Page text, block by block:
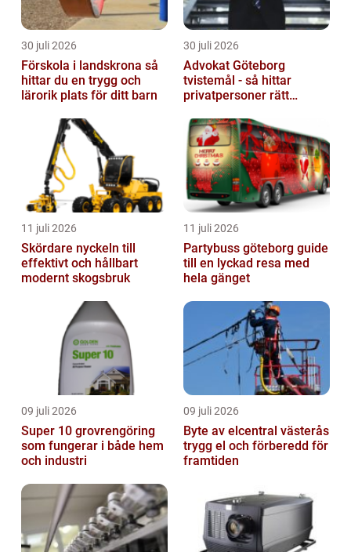
30 juli 2026
Förskola i landskrona så
hittar du en trygg och
lärorik plats för ditt barn
30 juli 2026
Advokat Göteborg
tvistemål - så hittar
privatpersoner rätt
11 juli 2026
Skördare nyckeln till
effektivt och hållbart
modernt skogsbruk
11 juli 2026
Partybuss göteborg guide
till en lyckad resa med
hela gänget
09 juli 2026
Super 10 grovrengöring
som fungerar i både hem
och industri
09 juli 2026
Byte av elcentral västerås
trygg el och förberedd för
framtiden